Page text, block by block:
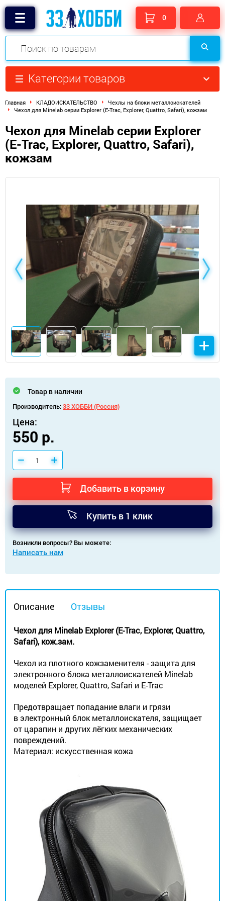
0
Категории товаров
Главная КЛАДОИСКАТЕЛЬСТВО
Чехлы на блоки металлоискателей
Чехол для Minelab серии Explorer (E-Trac, Explorer, Quattro, Safari), кожзам
Чехол для Minelab серии Explorer
(E-Trac, Explorer, Quattro, Safari),
кожзам
Товар в наличии
Производитель:33 ХОББИ (Россия)
Цена:
550 р.
Добавить в корзину
Купить в 1 клик
Возникли вопросы? Вы можете:
Написать нам
Описание Отзывы
Чехол для Minelab Explorer (E-Trac, Explorer, Quattro,
Safari), кож.зам.
Чехол из плотного кожзаменителя - защита для
электронного блока металлоискателей Minelab
моделей Explorer, Quattro, Safari и E-Trac
Предотвращает попадание влаги и грязи
в электронный блок металлоискателя, защищает
от царапин и других лёгких механических
повреждений.
Материал: искусственная кожа